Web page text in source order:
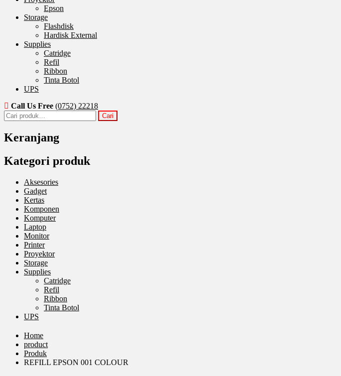
Epson
Storage
Flashdisk
Hardisk External
Supplies
Catridge
Refil
Ribbon
Tinta Botol
UPS
Call Us Free (0752) 22218
Pencarian
untuk:
Cari
Keranjang
Kategori produk
Aksesories
Gadget
Kertas
Komponen
Komputer
Laptop
Monitor
Printer
Proyektor
Storage
Supplies
Catridge
Refil
Ribbon
Tinta Botol
UPS
Home
product
Produk
REFILL EPSON 001 COLOUR